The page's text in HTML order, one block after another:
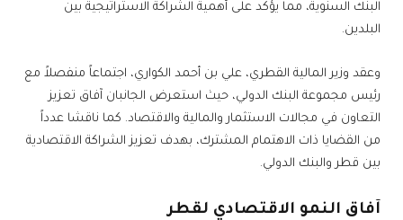
البنك السنوية، مما يؤكد على أهمية الشراكة الاستراتيجية بين
البلدين.
وعقد وزير المالية القطري، علي بن أحمد الكواري، اجتماعاً منفصلاً مع
رئيس مجموعة البنك الدولي، حيث استعرض الجانبان آفاق تعزيز
التعاون في مجالات الاستثمار والمالية والاقتصاد. كما ناقشا عدداً
من القضايا ذات الاهتمام المشترك، بهدف تعزيز الشراكة الاقتصادية
بين قطر والبنك الدولي.
آفاق النمو الاقتصادي لقطر